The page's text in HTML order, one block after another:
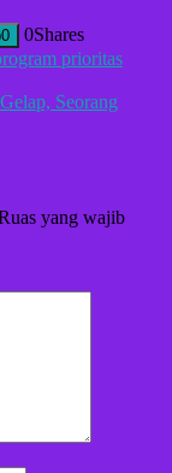
0 0Shares
prioritas
Seorang
yang wajib